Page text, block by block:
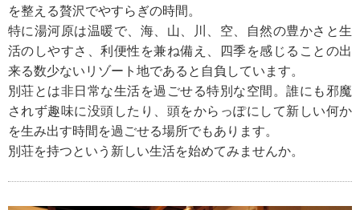
を整える贅沢でやすらぎの時間。
特に湯河原は温暖で、海、山、川、空、自然の豊かさと生
活のしやすさ、利便性を兼ね備え、四季を感じることの出
来る数少ないリゾート地であると自負しています。
別荘とは非日常な生活を過ごせる特別な空間。誰にも邪魔
されず趣味に没頭したり、頭をからっぽにして新しい何か
を生み出す時間を過ごせる場所でもあります。
別荘を持つという新しい生活を始めてみませんか。